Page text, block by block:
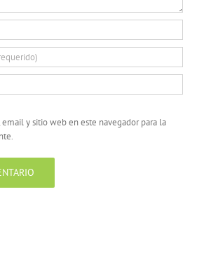
y sitio web en este navegador para la